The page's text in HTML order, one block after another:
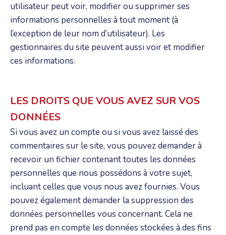
utilisateur peut voir, modifier ou supprimer ses
informations personnelles à tout moment (à
l’exception de leur nom d’utilisateur). Les
gestionnaires du site peuvent aussi voir et modifier
ces informations.
LES DROITS QUE VOUS AVEZ SUR VOS
DONNÉES
Si vous avez un compte ou si vous avez laissé des
commentaires sur le site, vous pouvez demander à
recevoir un fichier contenant toutes les données
personnelles que nous possédons à votre sujet,
incluant celles que vous nous avez fournies. Vous
pouvez également demander la suppression des
données personnelles vous concernant. Cela ne
prend pas en compte les données stockées à des fins